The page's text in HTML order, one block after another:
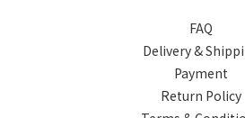
FAQ
Delivery &
Payment
Return Policy